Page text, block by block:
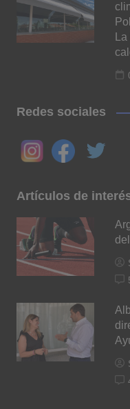
Redes sociales
Artículos de